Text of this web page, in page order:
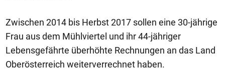
Zwischen 2014 bis Herbst 2017 sollen eine 30-jährige
Frau aus dem Mühlviertel und ihr 44-jähriger
Lebensgefährte überhöhte Rechnungen an das Land
Oberösterreich weiterverrechnet haben.